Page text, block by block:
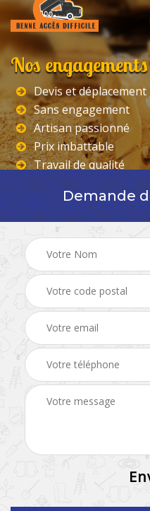
Nos engagements
Devis et
Sans engagement
Artisan passionné
Prix imbattable
Travail de qualité
Demande